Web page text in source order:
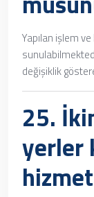
Yapılan işlem
değişiklik
25.
yerler